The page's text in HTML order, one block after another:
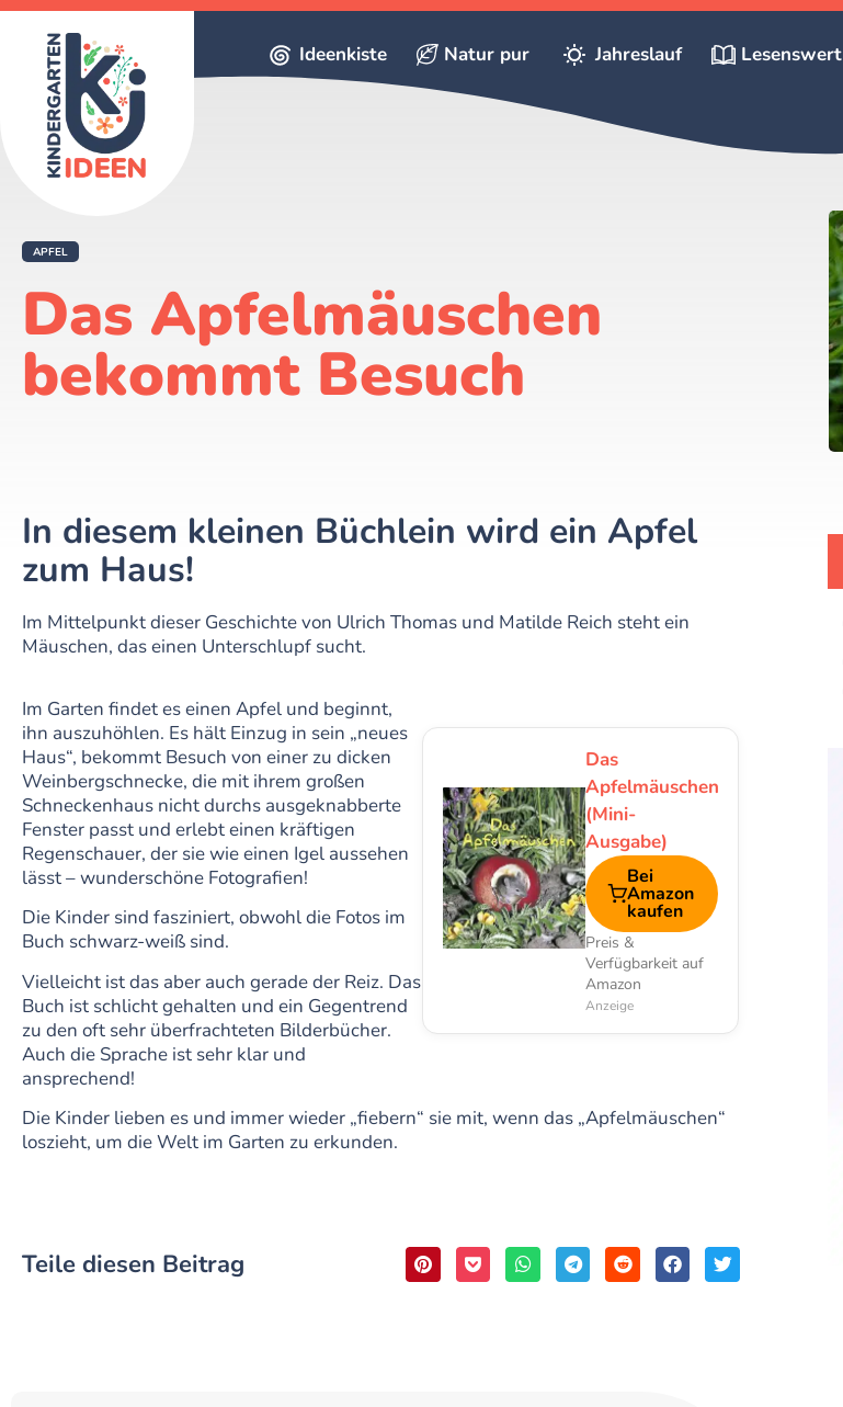
Ideenkiste Natur pur Jahreslauf Lesenswert
APFEL
Das Apfelmäuschen
bekommt Besuch
In diesem kleinen Büchlein wird ein Apfel
zum Haus!
Im Mittelpunkt dieser Geschichte von Ulrich Thomas und Matilde Reich steht ein
Mäuschen, das einen Unterschlupf sucht.
Im Garten findet es einen Apfel und beginnt,
ihn auszuhöhlen. Es hält Einzug in sein „neues
Haus“, bekommt Besuch von einer zu dicken
Weinbergschnecke, die mit ihrem großen
Schneckenhaus nicht durchs ausgeknabberte
Fenster passt und erlebt einen kräftigen
Regenschauer, der sie wie einen Igel aussehen
lässt – wunderschöne Fotografien!
Die Kinder sind fasziniert, obwohl die Fotos im
Buch schwarz-weiß sind.
Vielleicht ist das aber auch gerade der Reiz. Das
Buch ist schlicht gehalten und ein Gegentrend
zu den oft sehr überfrachteten Bilderbücher.
Auch die Sprache ist sehr klar und
ansprechend!
Das
Apfelmäuschen
(Mini-
Ausgabe)
Bei
Amazon
kaufen
Preis &
Verfügbarkeit auf
Amazon
Anzeige
Die Kinder lieben es und immer wieder „fiebern“ sie mit, wenn das „Apfelmäuschen“
loszieht, um die Welt im Garten zu erkunden.
Teile diesen Beitrag